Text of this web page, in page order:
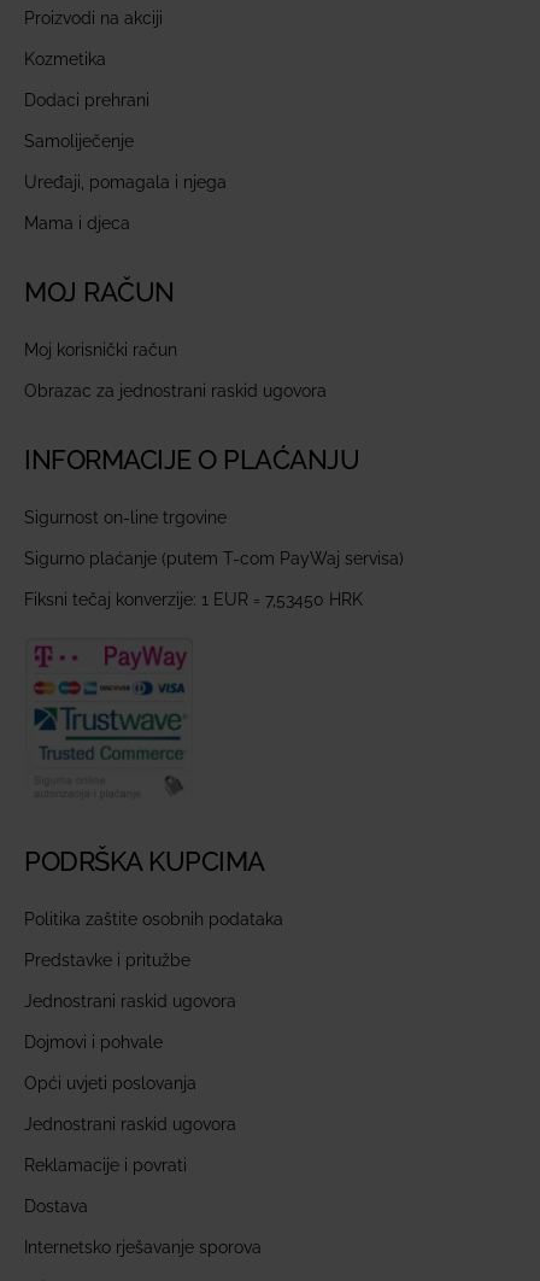
Proizvodi na akciji
Kozmetika
Dodaci prehrani
Samoliječenje
Uređaji, pomagala i njega
Mama i djeca
MOJ RAČUN
Moj korisnički račun
Obrazac za jednostrani raskid ugovora
INFORMACIJE O PLAĆANJU
Sigurnost on-line trgovine
Sigurno plaćanje (putem T-com PayWaj servisa)
Fiksni tečaj konverzije: 1 EUR = 7,53450 HRK
PODRŠKA KUPCIMA
Politika zaštite osobnih podataka
Predstavke i pritužbe
Jednostrani raskid ugovora
Dojmovi i pohvale
Opći uvjeti poslovanja
Jednostrani raskid ugovora
Reklamacije i povrati
Dostava
Internetsko rješavanje sporova